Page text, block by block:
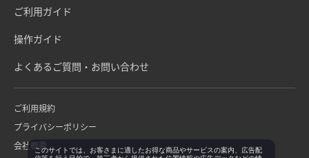
ご利用ガイド
操作ガイド
よくあるご質問・お問い合わせ
ご利用規約
プライバシーポリシー
会社概要このサイトでは、お客さまに適したお得な商品やサービスの案内、広告配